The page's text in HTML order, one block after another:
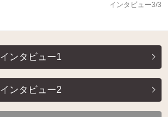
インタビュー3/3
インタビュー1
インタビュー2